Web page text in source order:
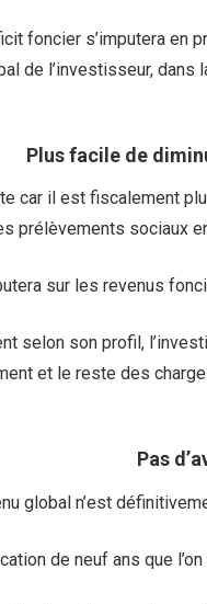
foncier s’imputera en
de l’investisseur, dans
Plus facile de
car il est fiscalement
prélèvements sociaux
sur les revenus
selon son profil,
et le reste des
Pas
global n’est
de neuf ans que